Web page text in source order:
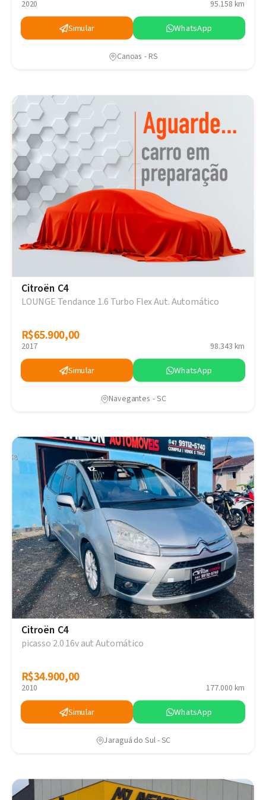
2020 95.158 km
Simular WhatsApp
Canoas - RS
Citroën C4
LOUNGE Tendance 1.6 Turbo Flex Aut. Automático
R$65.900,00
R$65.900,00
2017 98.343 km
Simular WhatsApp
Navegantes - SC
Citroën C4
picasso 2.0 16v aut Automático
R$34.900,00
R$34.900,00
2010 177.000 km
Simular WhatsApp
Jaraguá do Sul - SC